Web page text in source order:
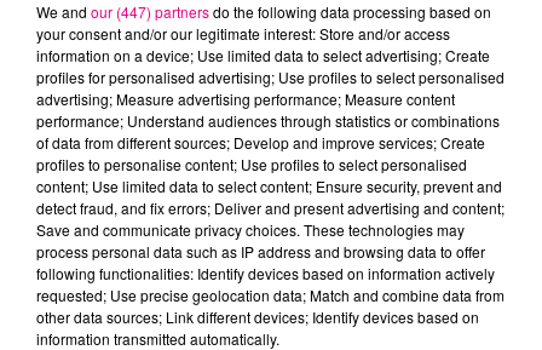
Cancer Lion Vierge
Balance Scorpion Sagittaire
We and our (447) partnersdo the following data processing based on
your consent and/or our legitimate interest: Store and/or access
information on a device; Use limited data to select advertising; Create
profiles for personalised advertising; Use profiles to select personalised
advertising; Measure advertising performance; Measure content
performance; Understand audiences through statistics or combinations
of data from different sources; Develop and improve services; Create
profiles to personalise content; Use profiles to select personalised
content; Use limited data to select content; Ensure security, prevent and
detect fraud, and fix errors; Deliver and present advertising and content;
Save and communicate privacy choices. These technologies may
process personal data such as IP address and browsing data to offer
following functionalities: Identify devices based on information actively
requested; Use precise geolocation data; Match and combine data from
other data sources; Link different devices; Identify devices based on
information transmitted automatically.